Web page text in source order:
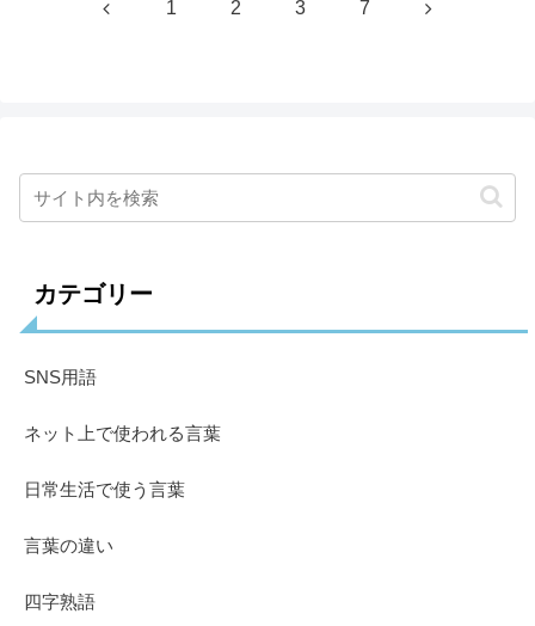
前 1 2 3 7 次
カテゴリー
SNS用語
ネット上で使われる言葉
日常生活で使う言葉
言葉の違い
四字熟語